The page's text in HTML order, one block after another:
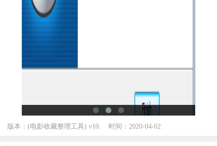
版本：(电影收藏整理工具) v10.
时间：2020-04-02